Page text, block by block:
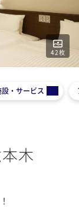
42枚
設・サービス
木